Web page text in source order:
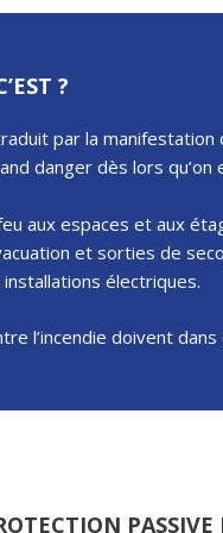
Flocage
?
par la
danger dès lors
aux espaces et aux
et sorties de
électriques.
l’incendie doivent
PASSIVE